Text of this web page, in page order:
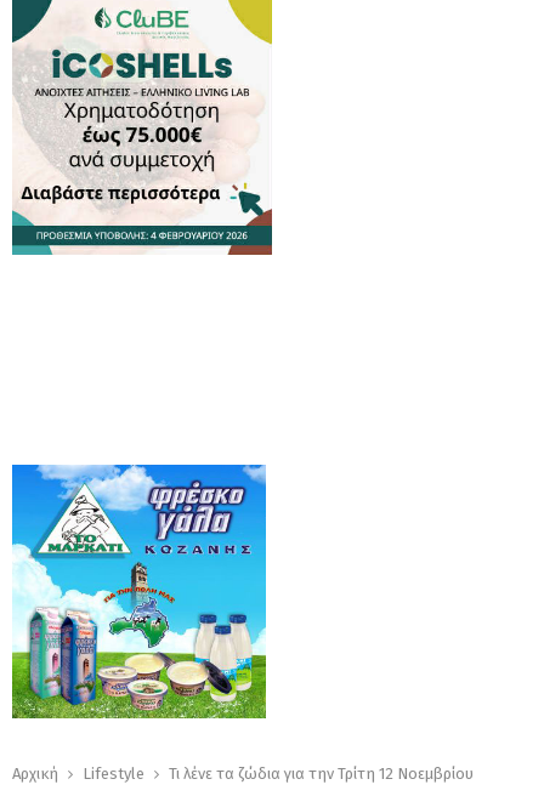
Αρχική Lifestyle Τι λένε τα ζώδια για την Τρίτη 12 Νοεμβρίου